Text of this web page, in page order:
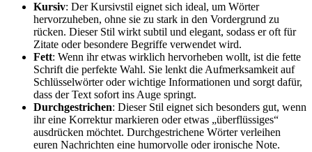
Kursiv: Der Kursivstil eignet sich ideal, um Wörter
hervorzuheben, ohne sie zu stark in den Vordergrund zu
rücken. Dieser Stil wirkt subtil und elegant, sodass er oft für
Zitate oder besondere Begriffe verwendet wird.
Fett: Wenn ihr etwas wirklich hervorheben wollt, ist die fette
Schrift die perfekte Wahl. Sie lenkt die Aufmerksamkeit auf
Schlüsselwörter oder wichtige Informationen und sorgt dafür,
dass der Text sofort ins Auge springt.
Durchgestrichen: Dieser Stil eignet sich besonders gut, wenn
ihr eine Korrektur markieren oder etwas „überflüssiges“
ausdrücken möchtet. Durchgestrichene Wörter verleihen
euren Nachrichten eine humorvolle oder ironische Note.